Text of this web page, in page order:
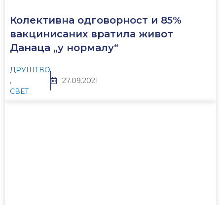
Колективна одговорност и 85%
вакцинисаних вратила живот
Данаца „у нормалу“
ДРУШТВО
,
СВЕТ
27.09.2021